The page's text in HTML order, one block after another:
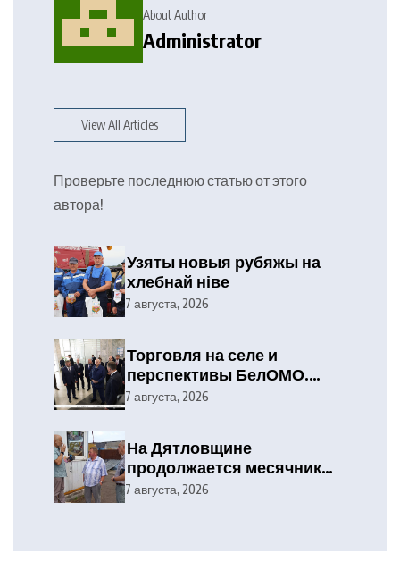
About Author
Administrator
View All Articles
Проверьте последнюю статью от этого
автора!
Узяты новыя рубяжы на
хлебнай ніве
7 августа, 2026
Торговля на селе и
перспективы БелОМО.
Александр Лукашенко
7 августа, 2026
На Дятловщине
продолжается месячник
безопасности труда при
7 августа, 2026